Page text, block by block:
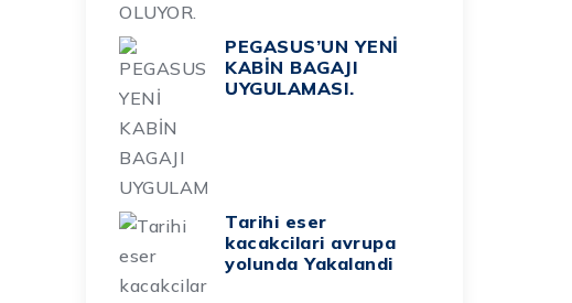
PEGASUS’UN YENİ
KABİN BAGAJI
UYGULAMASI.
Tarihi eser
kacakcilari avrupa
yolunda Yakalandi